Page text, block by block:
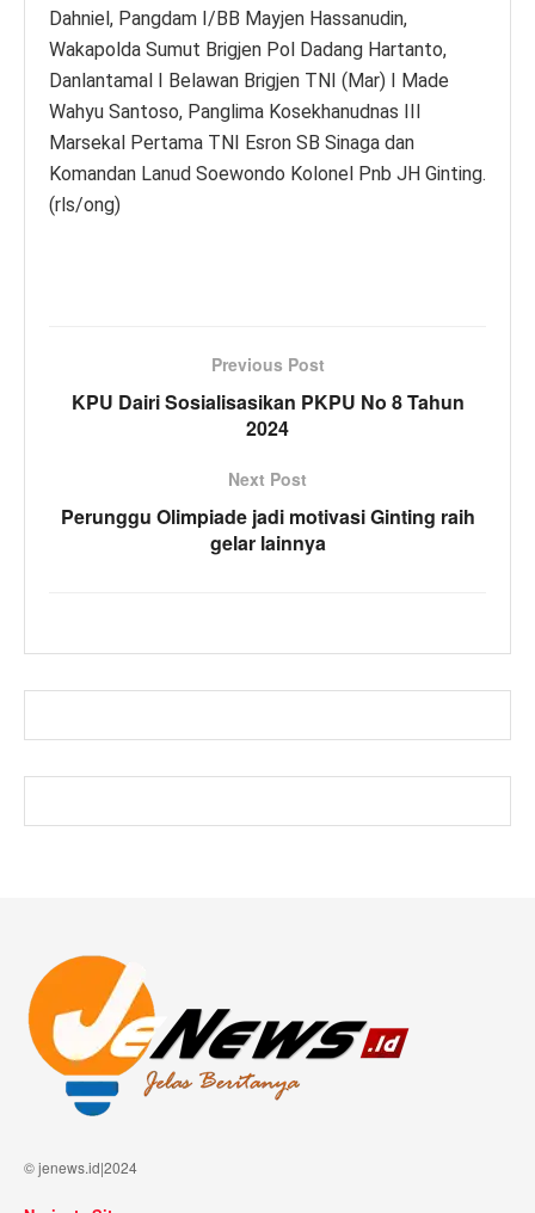
Dahniel, Pangdam I/BB Mayjen Hassanudin,
Wakapolda Sumut Brigjen Pol Dadang Hartanto,
Danlantamal I Belawan Brigjen TNI (Mar) I Made
Wahyu Santoso, Panglima Kosekhanudnas III
Marsekal Pertama TNI Esron SB Sinaga dan
Komandan Lanud Soewondo Kolonel Pnb JH Ginting.
(rls/ong)
Previous Post
KPU Dairi Sosialisasikan PKPU No 8 Tahun
2024
Next Post
Perunggu Olimpiade jadi motivasi Ginting raih
gelar lainnya
© jenews.id|2024